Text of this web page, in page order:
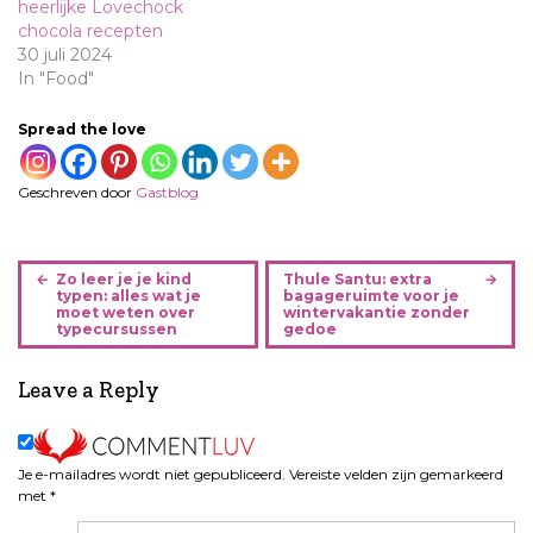
heerlijke Lovechock
chocola recepten
30 juli 2024
In "Food"
Spread the love
Geschreven door Gastblog
B
i
c
h
t
n
a
v
Zo leer je je kind
typen: alles wat je
moet weten over
typecursussen
Thule Santu: extra
bagageruimte voor je
wintervakantie zonder
gedoe
Leave a Reply
Je e-mailadres wordt niet gepubliceerd. Vereiste velden zijn gemarkeerd
met *